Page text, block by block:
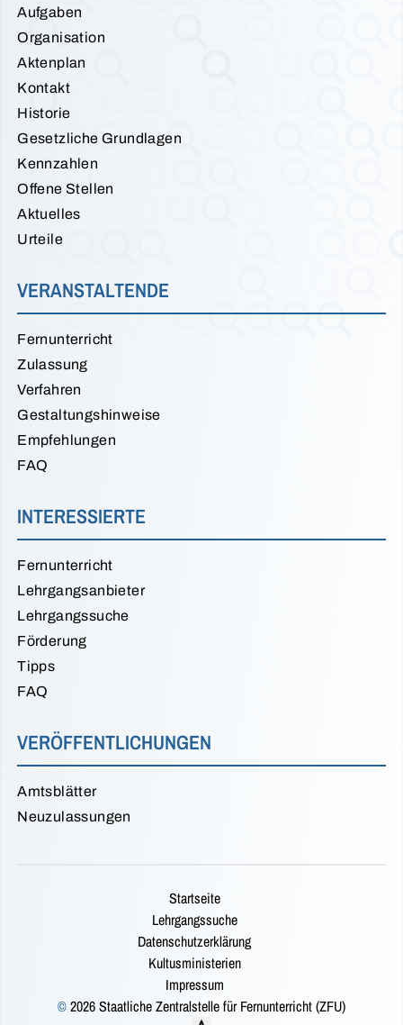
Aufgaben
Organisation
Aktenplan
Kontakt
Historie
Gesetzliche Grundlagen
Kennzahlen
Offene Stellen
Aktuelles
Urteile
VERANSTALTENDE
Fernunterricht
Zulassung
Verfahren
Gestaltungshinweise
Empfehlungen
FAQ
INTERESSIERTE
Fernunterricht
Lehrgangsanbieter
Lehrgangssuche
Förderung
Tipps
FAQ
VERÖFFENTLICHUNGEN
Amtsblätter
Neuzulassungen
Startseite
Lehrgangssuche
Datenschutzerklärung
Kultusministerien
Impressum
©2026 Staatliche Zentralstelle für Fernunterricht (ZFU)